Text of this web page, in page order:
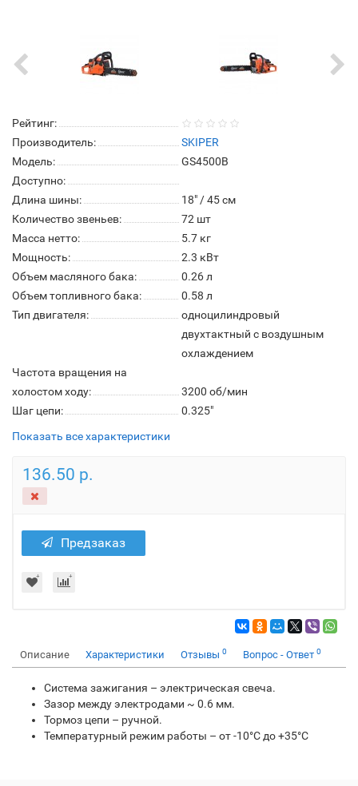
Рейтинг:
Производитель:
SKIPER
Модель:
GS4500B
Доступно:
Длина шины:
18" / 45 см
Количество звеньев:
72 шт
Масса нетто:
5.7 кг
Мощность:
2.3 кВт
Объем масляного бака:
0.26 л
Объем топливного бака:
0.58 л
Тип двигателя:
одноцилиндровый
двухтактный с воздушным
охлаждением
Частота вращения на
холостом ходу:
3200 об/мин
Шаг цепи:
0.325"
Показать все характеристики
136.50 р.
Предзаказ
Описание Характеристики Отзывы 0 Вопрос - Ответ 0
Система зажигания – электрическая свеча.
Зазор между электродами ~ 0.6 мм.
Тормоз цепи – ручной.
Температурный режим работы – от -10°С до +35°С